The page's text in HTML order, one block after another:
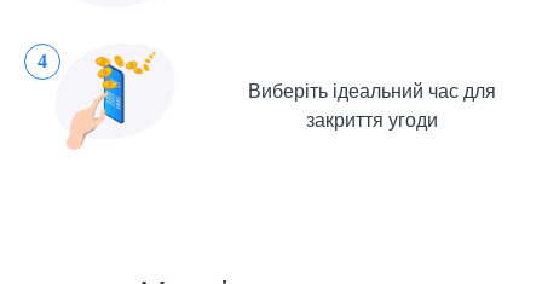
4
Виберіть ідеальний час для
закриття угоди